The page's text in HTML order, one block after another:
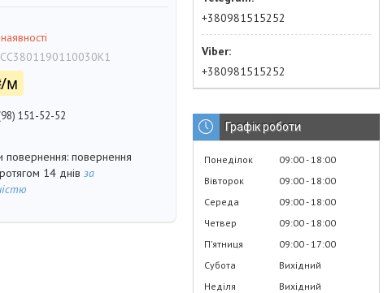
м
151-52-52
повернення
14 днів за
+380981515252
+380981515252
Графік роботи
Понеділок 09:00 18:00
Вівторок
09:00 18:00
Середа
09:00 18:00
Четвер
09:00 18:00
Пʼятниця
09:00 17:00
Субота
Вихідний
Неділя
Вихідний